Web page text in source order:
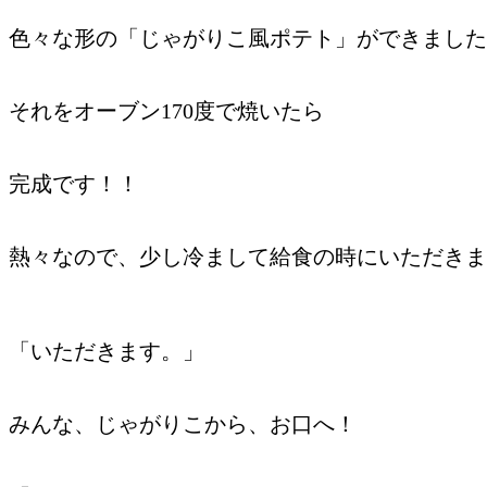
色々な形の「じゃがりこ風ポテト」ができました
それをオーブン170度で焼いたら
完成です！！
熱々なので、少し冷まして給食の時にいただきま
「いただきます。」
みんな、じゃがりこから、お口へ！